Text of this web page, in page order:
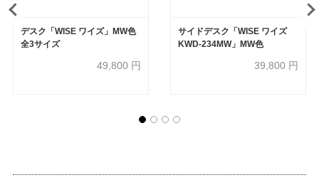
デスク「WISE ワイズ」MW色
全3サイズ
49,800 円
サイドデスク「WISE ワイズ
KWD-234MW」MW色
39,800 円